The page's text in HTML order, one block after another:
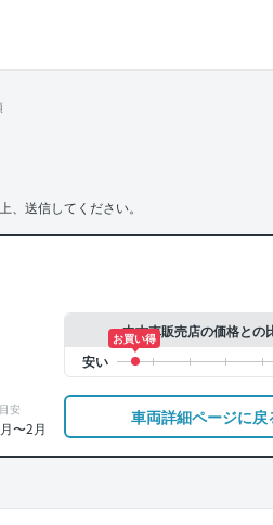
、送信してください。
安
〜2月
中古車販売店の価格との
お買い得
車両詳細ページに戻